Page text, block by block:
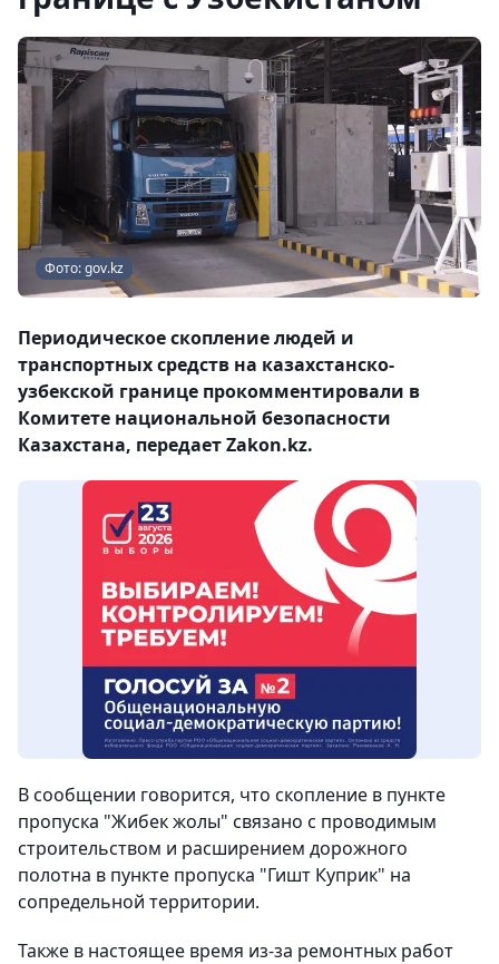
Фото: gov.kz
Периодическое скопление людей и
транспортных средств на казахстанско-
узбекской границе прокомментировали в
Комитете национальной безопасности
Казахстана, передает Zakon.kz.
В сообщении говорится, что скопление в пункте
пропуска "Жибек жолы" связано с проводимым
строительством и расширением дорожного
полотна в пункте пропуска "Гишт Куприк" на
сопредельной территории.
Также в настоящее время из-за ремонтных работ